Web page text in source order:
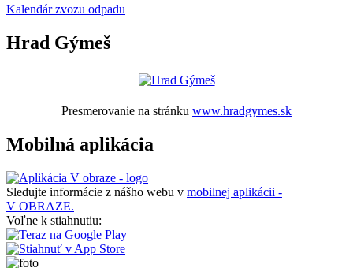
Kalendár zvozu odpadu
Hrad Gýmeš
Presmerovanie na stránku www.hradgymes.sk
Mobilná aplikácia
Sledujte informácie z nášho webu v mobilnej aplikácii -
V OBRAZE.
Voľne k stiahnutiu: